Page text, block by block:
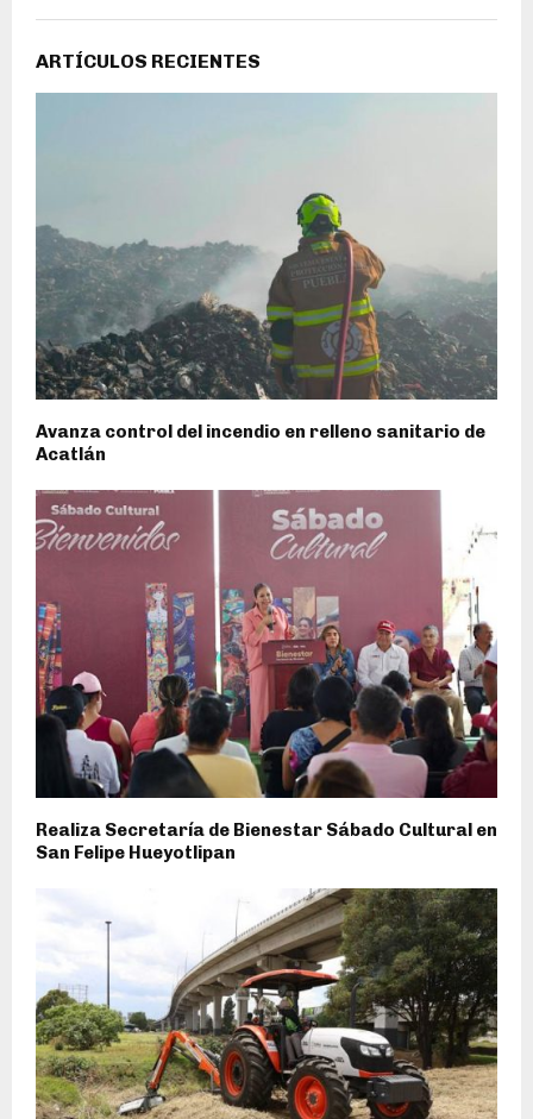
ARTÍCULOS RECIENTES
Avanza control del incendio en relleno sanitario de
Acatlán
Realiza Secretaría de Bienestar Sábado Cultural en
San Felipe Hueyotlipan